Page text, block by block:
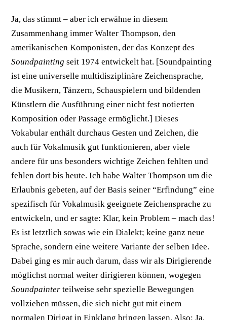
Ja, das stimmt – aber ich erwähne in diesem
Zusammenhang immer Walter Thompson, den
amerikanischen Komponisten, der das Konzept des
Soundpainting seit 1974 entwickelt hat. [Soundpainting
ist eine universelle multidisziplinäre Zeichensprache,
die Musikern, Tänzern, Schauspielern und bildenden
Künstlern die Ausführung einer nicht fest notierten
Komposition oder Passage ermöglicht.] Dieses
Vokabular enthält durchaus Gesten und Zeichen, die
auch für Vokalmusik gut funktionieren, aber viele
andere für uns besonders wichtige Zeichen fehlten und
fehlen dort bis heute. Ich habe Walter Thompson um die
Erlaubnis gebeten, auf der Basis seiner “Erfindung” eine
spezifisch für Vokalmusik geeignete Zeichensprache zu
entwickeln, und er sagte: Klar, kein Problem – mach das!
Es ist letztlich sowas wie ein Dialekt; keine ganz neue
Sprache, sondern eine weitere Variante der selben Idee.
Dabei ging es mir auch darum, dass wir als Dirigierende
möglichst normal weiter dirigieren können, wogegen
Soundpainter teilweise sehr spezielle Bewegungen
vollziehen müssen, die sich nicht gut mit einem
normalen Dirigat in Einklang bringen lassen. Also: Ja,